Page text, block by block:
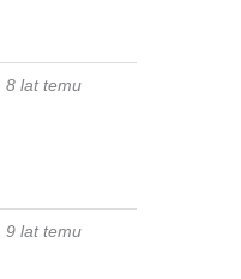
8 lat temu
9 lat temu